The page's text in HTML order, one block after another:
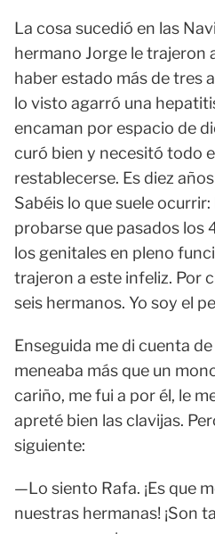
La cosa sucedió en las
hermano Jorge le trajeron
haber estado más de tres
lo visto agarró una
encaman por espacio de
curó bien y necesitó todo
restablecerse. Es diez
Sabéis lo que suele
probarse que pasados los
los genitales en pleno
trajeron a este infeliz. Por
seis hermanos. Yo soy el
Enseguida me di cuenta
meneaba más que un
cariño, me fui a por él, le
apreté bien las clavijas.
siguiente:
—Lo siento Rafa. ¡Es que
nuestras hermanas! ¡Son